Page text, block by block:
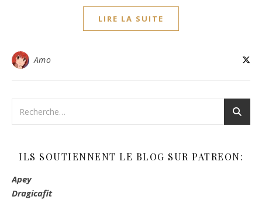
LIRE LA SUITE
Amo
ILS SOUTIENNENT LE BLOG SUR PATREON:
Apey
Dragicafit